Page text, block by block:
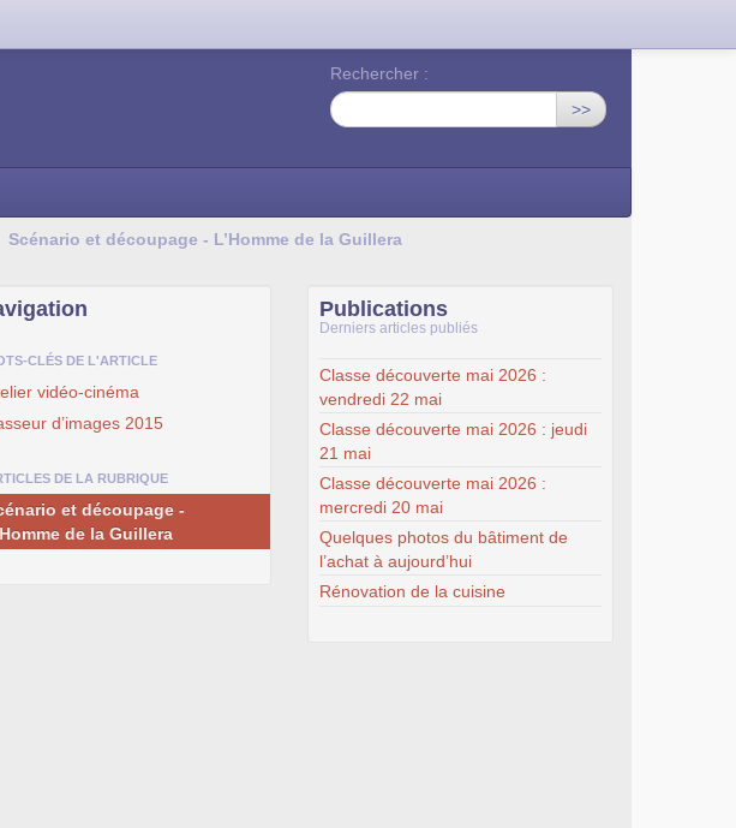
Rechercher :
>>
Scénario et découpage - L’Homme de la Guillera
CLÉS DE L'ARTICLE
vidéo-cinéma
d’images 2015
DE LA RUBRIQUE
et découpage -
de la Guillera
Publications
Derniers articles publiés
Classe découverte mai 2026 :
vendredi 22 mai
Classe découverte mai 2026 : jeudi
21 mai
Classe découverte mai 2026 :
mercredi 20 mai
Quelques photos du bâtiment de
l’achat à aujourd’hui
Rénovation de la cuisine